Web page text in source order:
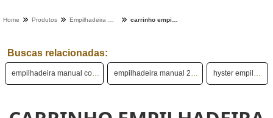
Home Produtos
Buscas relacionadas:
empilhadeira manual com balança empilhadeira manual 2 toneladas hyster empilhadeira